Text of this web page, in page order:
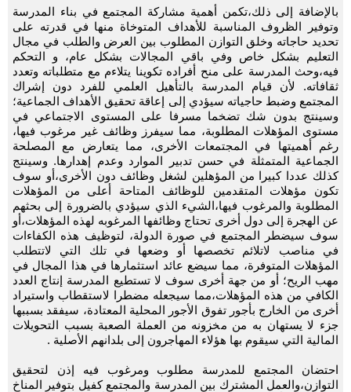
بالإضافة إلى ذلك،تكمن أهمية مشاركة المجتمع في بناء المدرسة
وتوفير الظروف المناسبة للأهداف المتوخاة منها في قدرته على
تحديد حاجاته وخلق التوازن المطلوب بين العرض والطلب في مجال
التعليم بشكل خاص وفي باقي المجالات بشكل عام، و التحكم
فيه،وحث المدرسة على منح أفراده تكوينا يتلاءم مع متطلباته وتعدد
ثقافاته. لأن قيام المدرسة بالتأهيل العلمي للفرد دون إشراك
المجتمع وضبط حاجياته سيؤدي إلى إعاقة تحقيق الأهداف الجماعية؛
وسينتج بدون شك تضخما مسرفا على المستوى الاجتماعي في
مستوى المؤهلات المطلوبة، مما سيفرز وظائف غير مرغوب فيها،
رغم أهميتها في المجتمعات الأخرى، مما يتعارض مع المصلحة
الجماعية المتمثلة في حسن تدبير الموارد وعدم إهدارها. وسينتج
كذلك عددا كبيرا من المؤهلين لشغل وظائف دون الأخرى،أو سوف
تكون مؤهلات المتقدمين للوظائف المتاحة أعلى من المؤهلات
المطلوبة والمرغوب فيها،الشيء الذي سيؤدي بالضرورة إلى بحثهم
عن الهجرة إلى دول أخرى تحتاج وظائفها المرغوبه لهذه المؤهلات،أو
سوف سيضطر المجتمع في صورة الدولة، لتوظيف هذه الكفاءات
في مناصب لاتلائم تخصصها أو وضعها في تلك التي لاتتطلب
المؤهلات المتوفرة، مما سيضع عائد استثمارها في هذا المجال في
مهب الريح؛ أو من جهة أخرى سوف لا تستطيع المدرسة إنتاج العدد
الكافي من هذه المؤهلات،مما سيجعله مضطرا لاستقطاب واستيراد
أخرى من الخارج بأجور تفوق الأجور المحلية المعتادة، سيفقد بسببها
جزء لا يستهان به من مخزونه من العملة الصعبة بسبب التحويلات
المالية التي سيقوم بها هؤلاء المهاجرون إلى بلدانهم الأصلية .
احتضان المجتمع للمدرسة مطلوب ومرغوب فيه إذن لتحقيق
التوازن،والعمل المشترك بين المدرسة والمجتمع كفيل بتوفير المناخ